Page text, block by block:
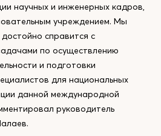
научных и инженерных кадров,
учреждением. Мы
справится с
по осуществлению
и подготовки
для национальных
данной международной
руководитель